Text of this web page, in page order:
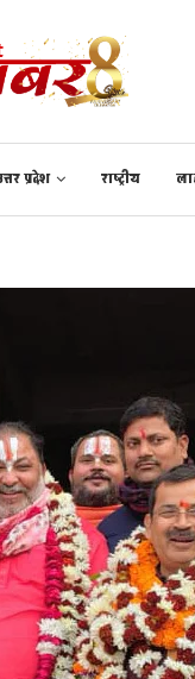
प्रदेश राष्ट्रीय